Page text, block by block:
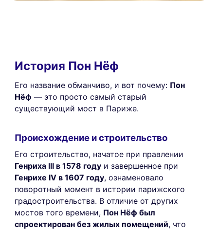
История Пон Нёф
Его название обманчиво, и вот почему: Пон
Нёф — это просто самый старый
существующий мост в Париже.
Происхождение и строительство
Его строительство, начатое при правлении
Генриха III в 1578 году и завершенное при
Генрихе IV в 1607 году, ознаменовало
поворотный момент в истории парижского
градостроительства. В отличие от других
мостов того времени, Пон Нёф был
спроектирован без жилых помещений, что